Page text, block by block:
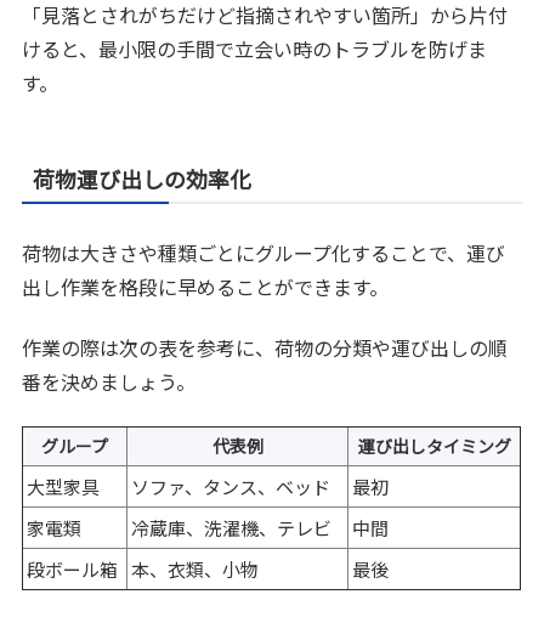
「見落とされがちだけど指摘されやすい箇所」から片付
けると、最小限の手間で立会い時のトラブルを防げま
す。
荷物運び出しの効率化
荷物は大きさや種類ごとにグループ化することで、運び
出し作業を格段に早めることができます。
作業の際は次の表を参考に、荷物の分類や運び出しの順
番を決めましょう。
グループ 代表例 運び出しタイミング
大型家具 ソファ、タンス、ベッド
最初
家電類
冷蔵庫、洗濯機、テレビ
中間
段ボール箱 本、衣類、小物 最後